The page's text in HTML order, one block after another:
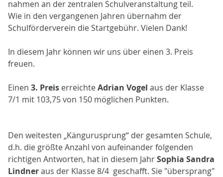
nahmen an der zentralen Schulveranstaltung teil.
Wie in den vergangenen Jahren übernahm der
Schulförderverein die Startgebühr. Vielen Dank!
In diesem Jahr können wir uns über einen 3. Preis
freuen.
Einen 3. Preis erreichteAdrian Vogel aus der Klasse
7/1 mit 103,75 von 150 möglichen Punkten.
Den weitesten „Kängurusprung“ der gesamten Schule,
d.h. die größte Anzahl von aufeinander folgenden
richtigen Antworten, hat in diesem JahrSophia Sandra
Lindneraus der Klasse 8/4 geschafft. Sie "übersprang"